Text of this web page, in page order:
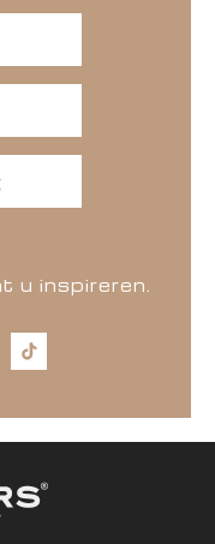
u inspireren.